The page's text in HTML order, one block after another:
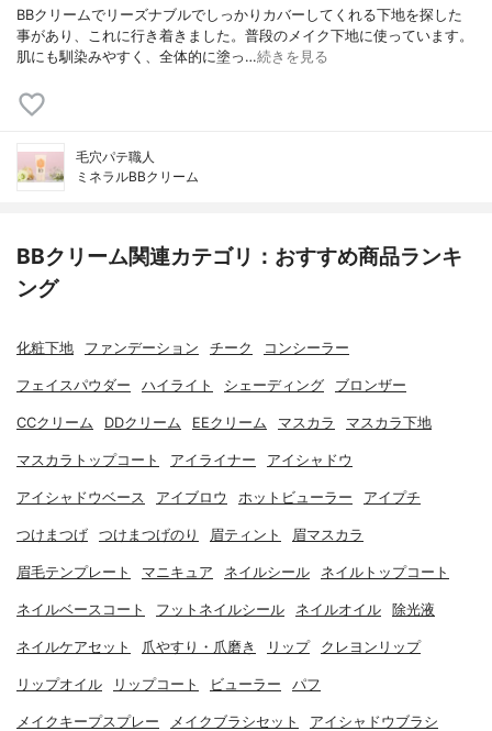
BBクリームでリーズナブルでしっかりカバーしてくれる下地を探した
事があり、これに行き着きました。普段のメイク下地に使っています。
肌にも馴染みやすく、全体的に塗っ…続きを見る
毛穴パテ職人
ミネラルBBクリーム
BBクリーム関連カテゴリ：おすすめ商品ランキ
ング
化粧下地 ファンデーション チーク コンシーラー
フェイスパウダー ハイライト シェーディング ブロンザー
CCクリーム DDクリーム EEクリーム マスカラ マスカラ下地
マスカラトップコート アイライナー アイシャドウ
アイシャドウベース アイブロウ ホットビューラー アイプチ
つけまつげ つけまつげのり 眉ティント 眉マスカラ
眉毛テンプレート マニキュア ネイルシール ネイルトップコート
ネイルベースコート フットネイルシール ネイルオイル 除光液
ネイルケアセット 爪やすり・爪磨き リップ クレヨンリップ
リップオイル リップコート ビューラー パフ
メイクキープスプレー メイクブラシセット アイシャドウブラシ